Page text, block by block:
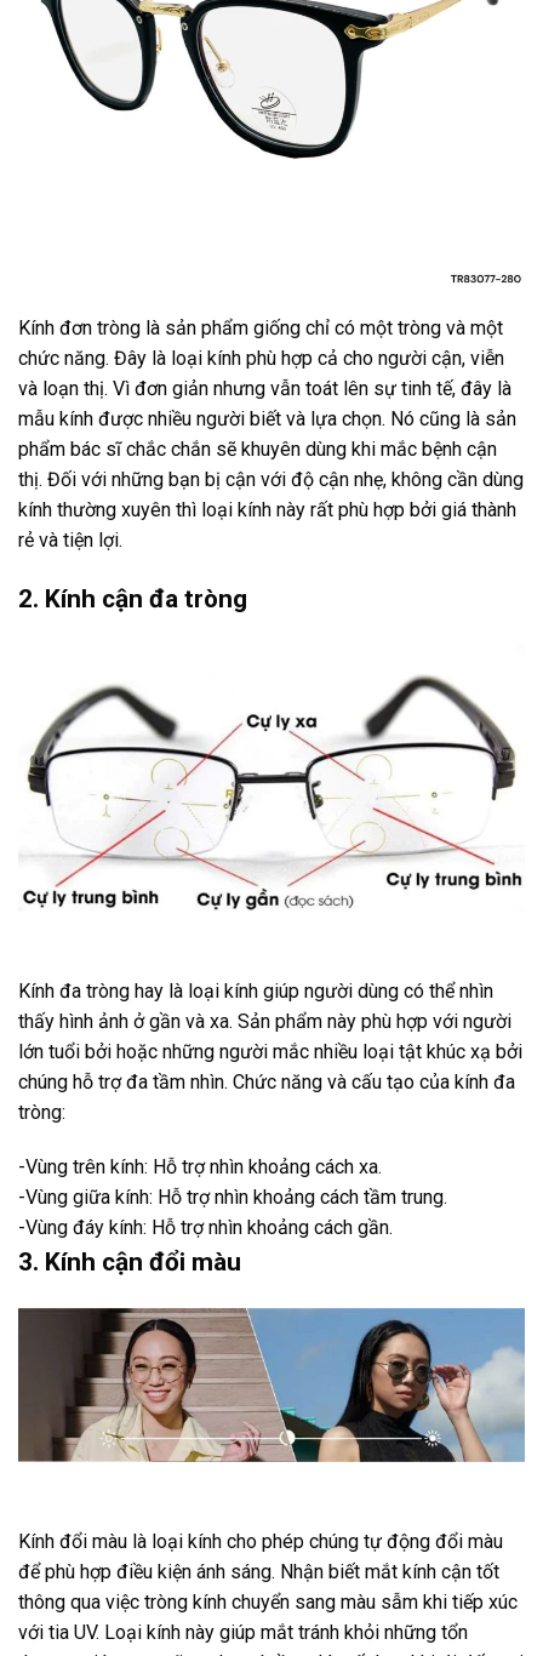
Kính đơn tròng là sản phẩm giống chỉ có một tròng và một
chức năng. Đây là loại kính phù hợp cả cho người cận, viễn
và loạn thị. Vì đơn giản nhưng vẫn toát lên sự tinh tế, đây là
mẫu kính được nhiều người biết và lựa chọn. Nó cũng là sản
phẩm bác sĩ chắc chắn sẽ khuyên dùng khi mắc bệnh cận
thị. Đối với những bạn bị cận với độ cận nhẹ, không cần dùng
kính thường xuyên thì loại kính này rất phù hợp bởi giá thành
rẻ và tiện lợi.
2. Kính cận đa tròng
Kính đa tròng hay là loại kính giúp người dùng có thể nhìn
thấy hình ảnh ở gần và xa. Sản phẩm này phù hợp với người
lớn tuổi bởi hoặc những người mắc nhiều loại tật khúc xạ bởi
chúng hỗ trợ đa tầm nhìn. Chức năng và cấu tạo của kính đa
tròng:
-Vùng trên kính: Hỗ trợ nhìn khoảng cách xa.
-Vùng giữa kính: Hỗ trợ nhìn khoảng cách tầm trung.
-Vùng đáy kính: Hỗ trợ nhìn khoảng cách gần.
3. Kính cận đổi màu
Kính đổi màu là loại kính cho phép chúng tự động đổi màu
để phù hợp điều kiện ánh sáng. Nhận biết mắt kính cận tốt
thông qua việc tròng kính chuyển sang màu sẫm khi tiếp xúc
với tia UV. Loại kính này giúp mắt tránh khỏi những tổn